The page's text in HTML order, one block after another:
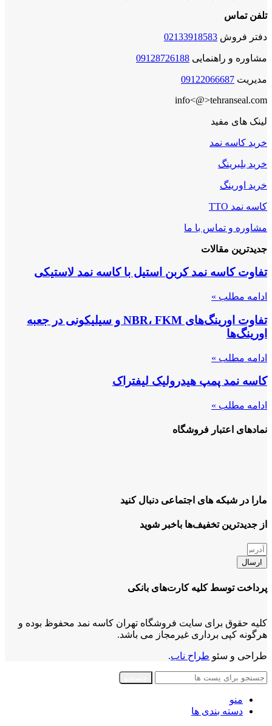
تلفن تماس
دفتر فروش 02133918583
مشاوره و راهنمایی 09128726188
مدیریت 09122066687
info<@>tehranseal.com
لینک های مفید
خرید کاسه نمد
خرید بلبرینگ
خرید اورینگ
کاسه نمد TTO
مشاوره و تماس با ما
جدیدترین مقالات
تفاوت کاسه نمد کربن استیل با کاسه نمد لاستیکی
ادامه مطلب »
تفاوت اورینگ‌های NBR، FKM و سیلیکونی در جعبه
اورینگ‌ها
ادامه مطلب »
کاسه نمد پمپ هیدرولیک لیفتراک
ادامه مطلب »
نمادهای اعتبار فروشگاه
مارا در شبکه های اجتماعی دنبال کنید
از جدیدترین تخفیف‌ها باخبر شوید
ارسال
پرداخت توسط کلیه کارت‌های بانکی
کلیه حقوق برای سایت فروشگاه تهران کاسه نمد محفوظ بوده و
هرگونه کپی برداری غیرمجاز می باشد.
طراحی و سئو طراح ناب.
منو
دسته بندی ها